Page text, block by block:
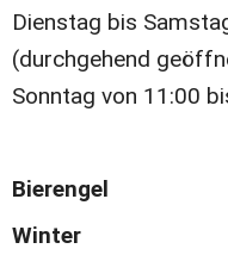
Dienstag bis
(durchgehend
Sonntag von 11:00
Bierengel
Winter